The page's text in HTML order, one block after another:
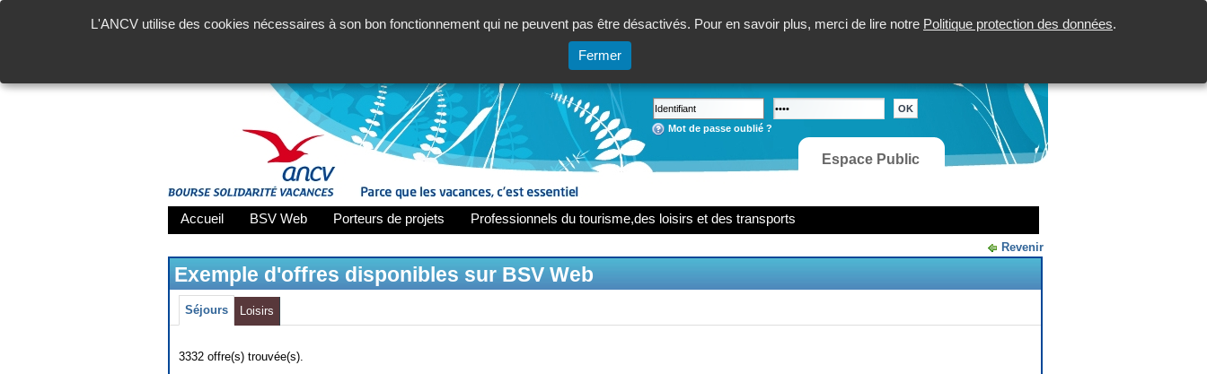
L'ANCV utilise des cookies nécessaires à son bon fonctionnement qui ne peuvent pas être désactivés. Pour en savoir plus, merci de lire notre Politique protection des données.
Fermer
Mot de passe oublié ?
Espace Public
Accueil BSV Web Porteurs de projets Professionnels du tourisme,des loisirs et des transports
Revenir
Exemple d'offres disponibles sur BSV Web
Séjours Loisirs
3332 offre(s) trouvée(s).